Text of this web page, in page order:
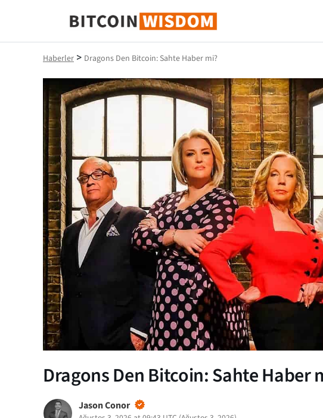
Bitcoin Bilgeliği
Haberler > Dragons Den Bitcoin: Sahte Haber mi?
Dragons Den Bitcoin: Sahte Haber
Jason Conor